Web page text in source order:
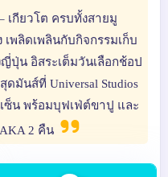
เกียวโต ครบทั้งสายมู
พลิดเพลินกับกิจกรรมเก็บ
ปุ่น อิสระเต็มวันเลือกช้อป
มันส์ที่ Universal Studios
ซ็น พร้อมบุฟเฟ่ต์ขาปู และ
2 คืน